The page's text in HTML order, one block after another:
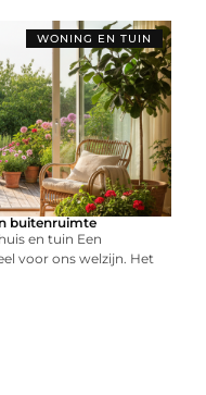
WONING EN TUIN
buitenruimte
en tuin Een
voor ons welzijn. Het